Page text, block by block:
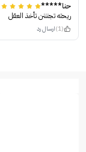
حنا*****
ريحته تجنننن تأخذ العقل
(1) ارسال رد